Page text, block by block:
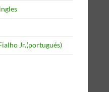
Jr.(portugués)